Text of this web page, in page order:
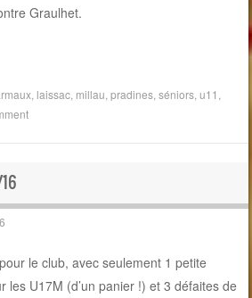
Graulhet.
laissac millau ,pradines ,séniors ,u11
le club, avec seulement 1 petite
les U17M (d’un panier !) et 3 défaites de